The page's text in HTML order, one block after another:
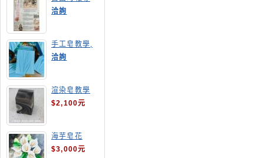
訪,手工皂達
人陳德昇老師
洽詢
手工皂教學,
手工皂當月課
程,渲染皂
洽詢
渲染皂教學
$2,100元
海芋皂花
$3,000元